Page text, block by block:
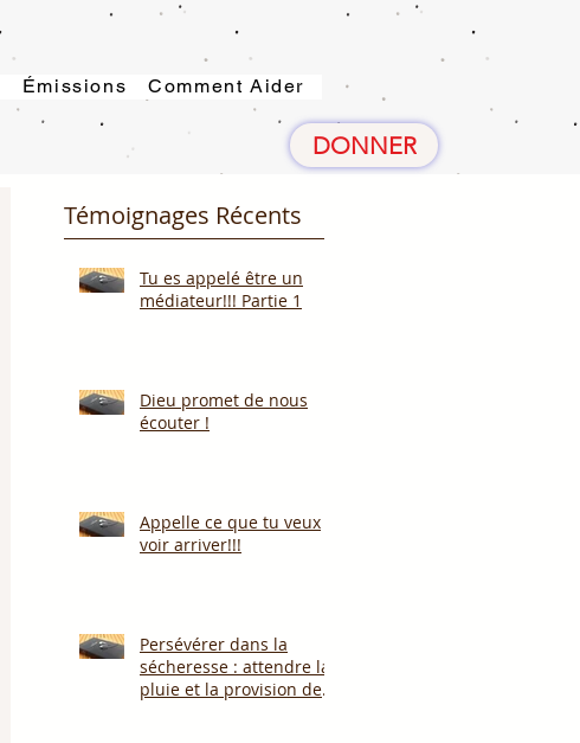
Émissions Comment Aider
DONNER
Témoignages Récents
Tu es appelé être un
médiateur!!! Partie 1
Dieu promet de nous
écouter !
Appelle ce que tu veux
voir arriver!!!
Persévérer dans la
sécheresse : attendre la
pluie et la provision de